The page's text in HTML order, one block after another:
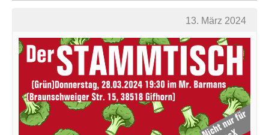
13. März 2024